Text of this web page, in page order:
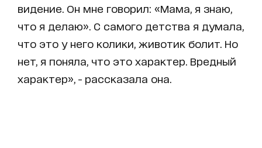
видение. Он мне говорил: «Мама, я знаю,
что я делаю». С самого детства я думала,
что это у него колики, животик болит. Но
нет, я поняла, что это характер. Вредный
характер», - рассказала она.